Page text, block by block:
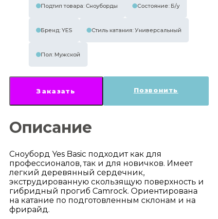
Подтип товара: Сноуборды Состояние: Б/у
Бренд: YES Стиль катания: Универсальный
Пол: Мужской
Заказать Позвонить
Описание
Сноуборд Yes Basic подходит как для
профессионалов, так и для новичков. Имеет
легкий деревянный сердечник,
экструдированную скользящую поверхность и
гибридный прогиб Camrock. Ориентирована
на катание по подготовленным склонам и на
фрирайд.